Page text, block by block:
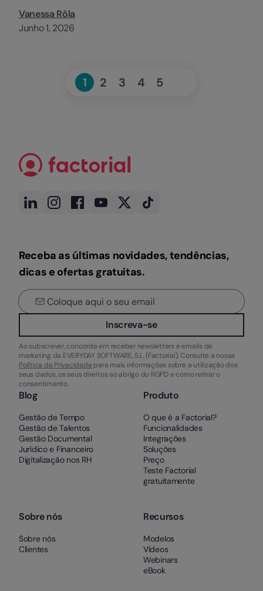
Vanessa Rôla
Junho 1, 2026
Page
1 Page
2 Page
3 Page
4 Page
5
Seguinte
Receba as últimas novidades, tendências,
dicas e ofertas gratuitas.
Inscreva-se
Ao subscrever, concorda em receber newsletters e emails de
marketing da EVERYDAY SOFTWARE, S.L. (Factorial). Consulte a nossa
Política de Privacidade para mais informações sobre a utilização dos
seus dados, os seus direitos ao abrigo do RGPD e como retirar o
consentimento.
Blog
Gestão de Tempo
Gestão de Talentos
Gestão Documental
Jurídico e Financeiro
Digitalização nos RH
Produto
O que é a Factorial?
Funcionalidades
Integrações
Soluções
Preço
Teste Factorial
gratuitamente
Sobre nós
Sobre nós
Clientes
Recursos
Modelos
Vídeos
Webinars
eBook